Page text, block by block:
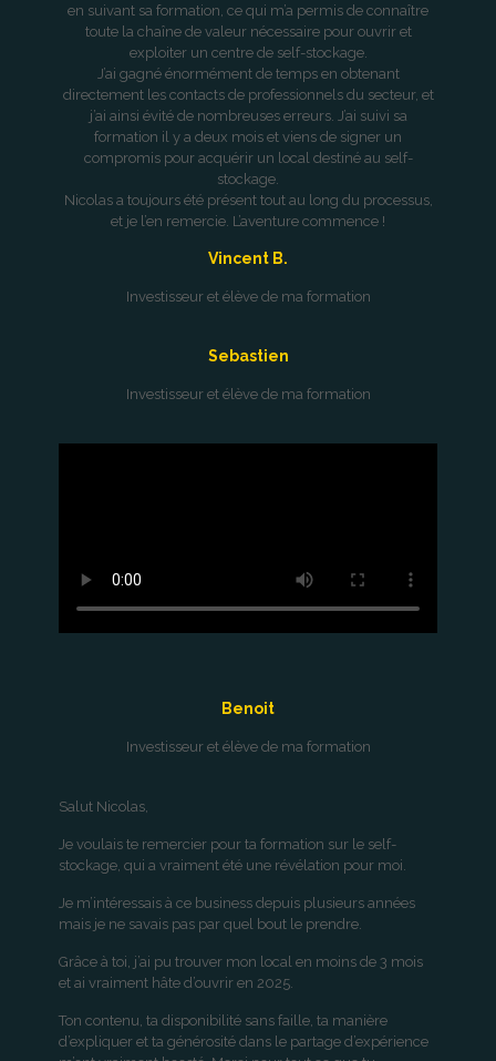
en suivant sa formation, ce qui m’a permis de connaître
toute la chaîne de valeur nécessaire pour ouvrir et
exploiter un centre de self-stockage.
J’ai gagné énormément de temps en obtenant
directement les contacts de professionnels du secteur, et
j’ai ainsi évité de nombreuses erreurs. J’ai suivi sa
formation il y a deux mois et viens de signer un
compromis pour acquérir un local destiné au self-
stockage.
Nicolas a toujours été présent tout au long du processus,
et je l’en remercie. L’aventure commence !
Vincent B.
Investisseur et élève de ma formation
Sebastien
Investisseur et élève de ma formation
Benoit
Investisseur et élève de ma formation
Salut Nicolas,
Je voulais te remercier pour ta formation sur le self-
stockage, qui a vraiment été une révélation pour moi.
Je m’intéressais à ce business depuis plusieurs années
mais je ne savais pas par quel bout le prendre.
Grâce à toi, j’ai pu trouver mon local en moins de 3 mois
et ai vraiment hâte d’ouvrir en 2025.
Ton contenu, ta disponibilité sans faille, ta manière
d’expliquer et ta générosité dans le partage d’expérience